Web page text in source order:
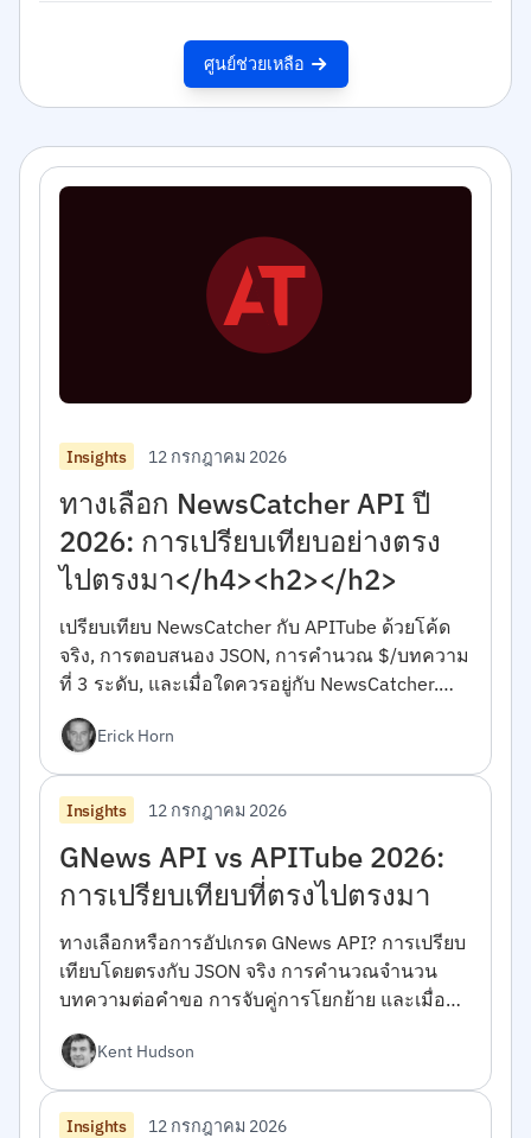
ศูนย์ช่วยเหลือ
Insights 12 กรกฎาคม 2026
ทางเลือก NewsCatcher API ปี
2026: การเปรียบเทียบอย่างตรง
ไปตรงมา</h4><h2></h2>
เปรียบเทียบ NewsCatcher กับ APITube ด้วยโค้ด
จริง, การตอบสนอง JSON, การคำนวณ $/บทความ
ที่ 3 ระดับ, และเมื่อใดควรอยู่กับ NewsCatcher.
Erick Horn
Insights 12 กรกฎาคม 2026
GNews API vs APITube 2026:
การเปรียบเทียบที่ตรงไปตรงมา
ทางเลือกหรือการอัปเกรด GNews API? การเปรียบ
เทียบโดยตรงกับ JSON จริง การคำนวณจำนวน
บทความต่อคำขอ การจับคู่การโยกย้าย และเมื่อ
Kent Hudson
Insights 12 กรกฎาคม 2026